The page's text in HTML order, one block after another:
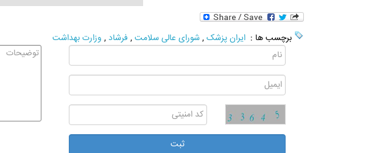
برچسب ها : ایران پزشک,شورای عالی سلامت, فرشاد, وزارت بهداشت